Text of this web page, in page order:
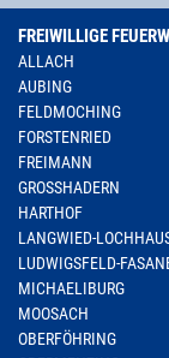
FREIWILLIGE
ALLACH
AUBING
FELDMOCHING
FORSTENRIED
FREIMANN
GROSSHADERN
HARTHOF
LANGWIED-
LUDWIGSFELD-
MICHAELIBURG
MOOSACH
OBERFÖHRING